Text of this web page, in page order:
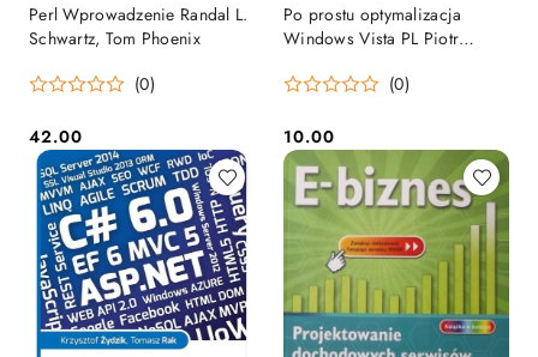
Perl Wprowadzenie Randal L.
Schwartz, Tom Phoenix
(0)
Cena:
42.00
Po prostu optymalizacja
Windows Vista PL Piotr
(0)
Cena:
10.00